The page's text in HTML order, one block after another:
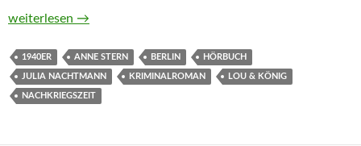
Die weiße Nacht. Der erste Fall für Lou & König von Anne
weiterlesen →
1940ER ANNE STERN BERLIN HÖRBUCH
JULIA NACHTMANN KRIMINALROMAN LOU & KÖNIG
NACHKRIEGSZEIT